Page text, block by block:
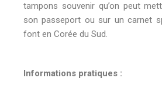
tampons souvenir qu’on peut
son passeport ou sur un carnet
font en Corée du Sud.
Informations pratiques :